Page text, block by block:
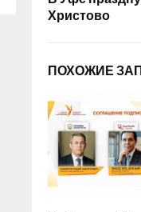
Христово
ПОХОЖИЕ